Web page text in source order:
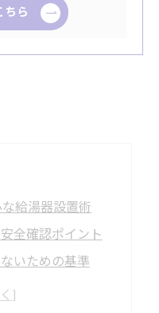
ちら
給湯器設置術
全確認ポイント
いための基準
ス給湯器の特徴